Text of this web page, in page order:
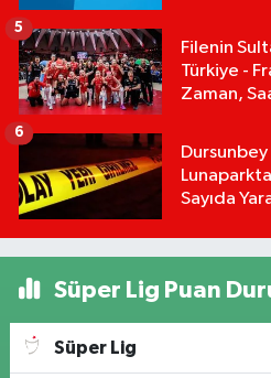
Filenin
Türkiye -
Zaman,
5
Dursunbey
Sayıda
6
Süper Lig Puan
Süper Lig